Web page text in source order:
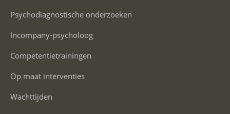
Psychodiagnostische onderzoeken
Incompany-psycholoog
Competentietrainingen
Op maat interventies
Wachttijden